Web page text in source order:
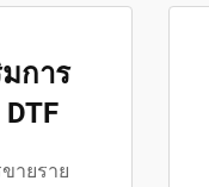
การ
ายราย